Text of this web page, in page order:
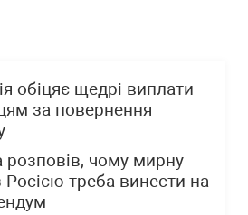
обіцяє щедрі виплати
за повернення
розповів, чому мирну
Росією треба винести на